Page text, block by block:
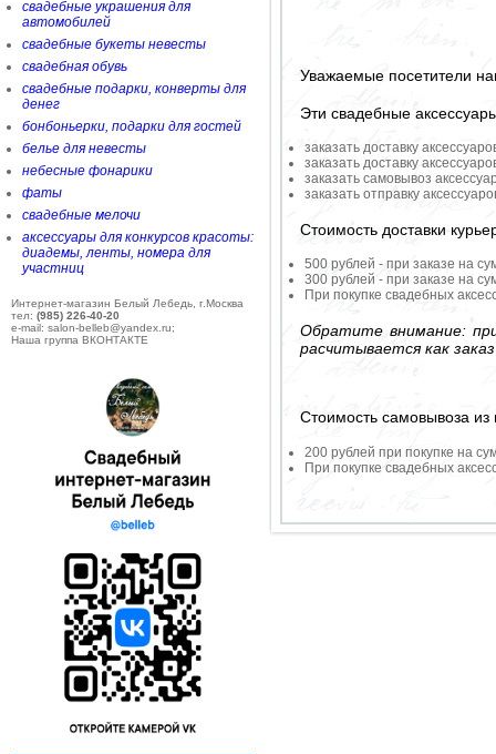
свадебные украшения для
автомобилей
свадебные букеты невесты
свадебная обувь
свадебные подарки, конверты для
денег
бонбоньерки, подарки для гостей
белье для невесты
небесные фонарики
фаты
свадебные мелочи
аксессуары для конкурсов красоты:
диадемы, ленты, номера для
участниц
Интернет-магазин Белый Лебедь, г.Москва
тел: (985) 226-40-20
e-mail: salon-belleb@yandex.ru;
Наша группа ВКОНТАКТЕ
Уважаемые посетители
Эти свадебные
заказать доставку
заказать доставку
заказать самовывоз
заказать отправку
Стоимость доставки
500 рублей - при заказе на
300 рублей - при заказе на
При покупке свадебных
Обратите внимание:
расчитывается как
Стоимость самовывоза из
200 рублей при покупке на
При покупке свадебных